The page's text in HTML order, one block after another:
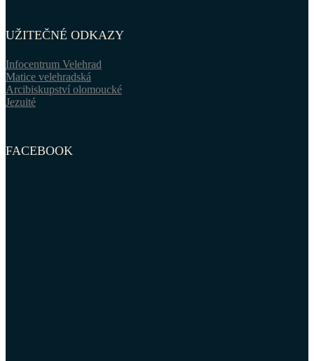
UŽITEČNÉ ODKAZY
Infocentrum Velehrad
Matice velehradská
Arcibiskupství olomoucké
Jezuité
FACEBOOK